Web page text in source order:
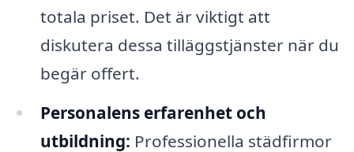
totala priset. Det är viktigt att
diskutera dessa tilläggstjänster när du
begär offert.
Personalens erfarenhet och
utbildning: Professionella städfirmor